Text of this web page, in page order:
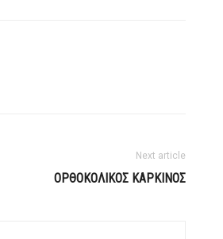
Next article
ΟΡΘΟΚΟΛΙΚΟΣ ΚΑΡΚΙΝΟΣ